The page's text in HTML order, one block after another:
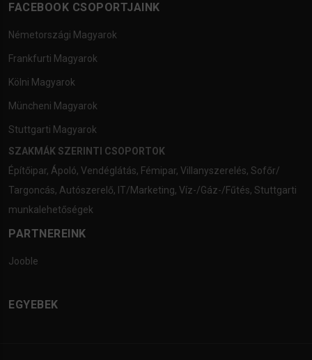
FACEBOOK CSOPORTJAINK
Németországi Magyarok
Frankfurti Magyarok
Kölni Magyarok
Müncheni Magyarok
Stuttgarti Magyarok
SZAKMÁK SZERINTI CSOPORTOK
Építőipar, Ápoló, Vendéglátás, Fémipar, Villanyszerelés, Sofőr/
Targoncás, Autószerelő, IT/Marketing, Víz-/Gáz-/Fűtés, Stuttgarti
munkalehetőségek
PARTNEREINK
Jooble
EGYEBEK